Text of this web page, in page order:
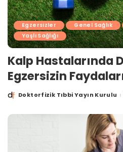
Egzersizler Genel Sağlık
Yaşlı Sağlığı
Kalp Hastalarında
Egzersizin
PostedDoktorfizik Tıbbi Yayın Kurulu